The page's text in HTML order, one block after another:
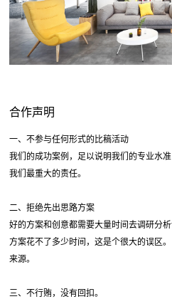
合作声明
一、不参与任何形式的比稿活动
我们的成功案例，足以说明我们的专业水
我们最重大的责任。
二、拒绝先出思路方案
好的方案和创意都需要大量时间去调研分
方案花不了多少时间，这是个很大的误区
来源。
三、不行贿，没有回扣。